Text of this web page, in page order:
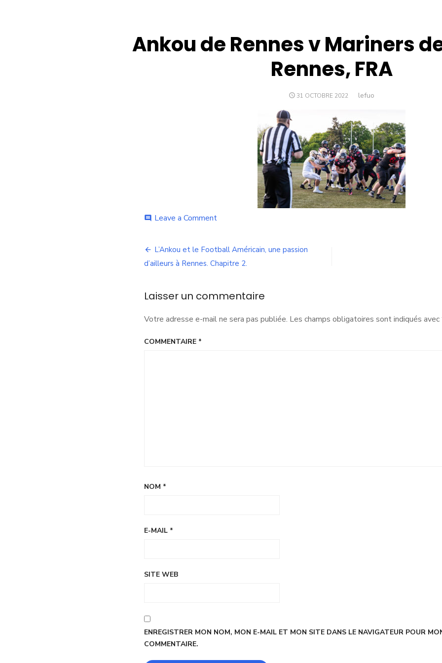
Ankou de Rennes v Mariners
Rennes, FRA
POSTED
31 OCTOBRE 2022 Author
lefuo
comment Leave a Commenton
Rennes
Mariners
Rennes,
Navigation
de
L’Ankou et le Football Américain, une passion
d’ailleurs à Rennes. Chapitre 2.
Laisser un commentaire
Votre adresse e-mail ne sera pas publiée. Les champs obligatoires sont indiqués avec
COMMENTAIRE *
NOM *
E-MAIL *
SITE WEB
ENREGISTRER MON NOM, MON E-MAIL ET MON SITE DANS LE NAVIGATEUR POUR
COMMENTAIRE.